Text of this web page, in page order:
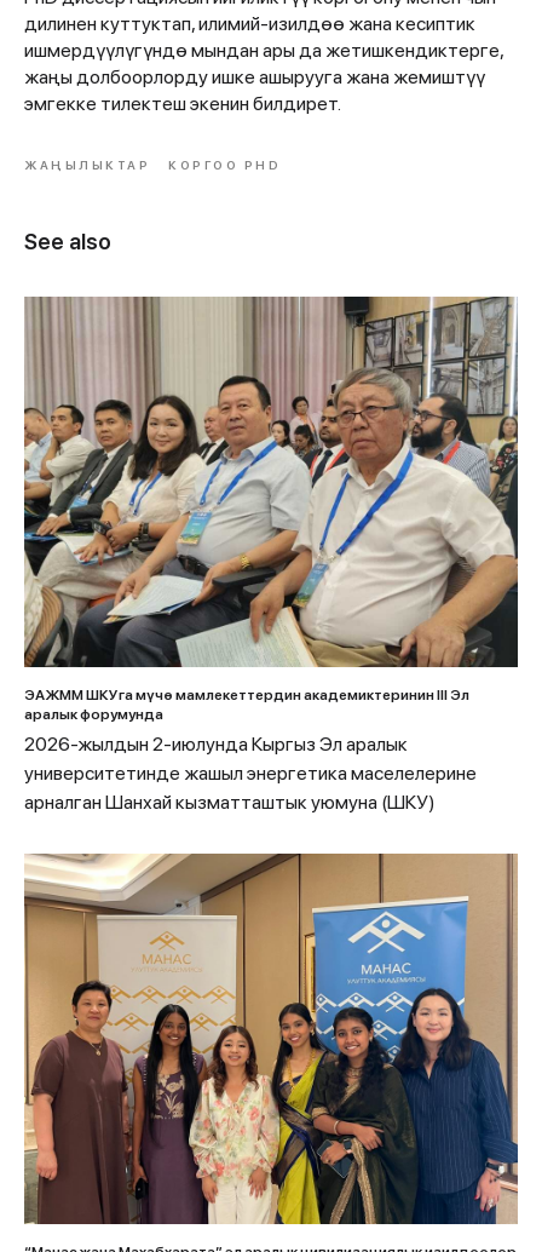
дилинен куттуктап, илимий-изилдөө жана кесиптик
ишмердүүлүгүндө мындан ары да жетишкендиктерге,
жаңы долбоорлорду ишке ашырууга жана жемиштүү
эмгекке тилектеш экенин билдирет.
ЖАҢЫЛЫКТАР КОРГОО PHD
See also
ЭАЖММ ШКУга мүчө мамлекеттердин академиктеринин III Эл
аралык форумунда
2026-жылдын 2-июлунда Кыргыз Эл аралык
университетинде жашыл энергетика маселелерине
арналган Шанхай кызматташтык уюмуна (ШКУ)